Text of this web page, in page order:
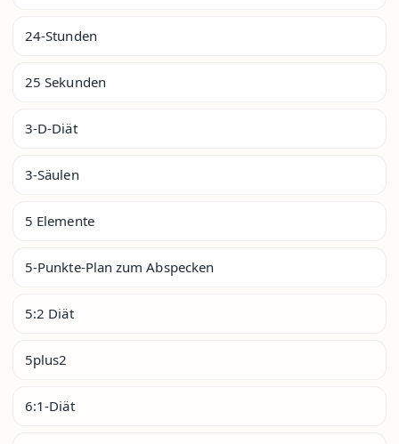
24-Stunden
25 Sekunden
3-D-Diät
3-Säulen
5 Elemente
5-Punkte-Plan zum Abspecken
5:2 Diät
5plus2
6:1-Diät